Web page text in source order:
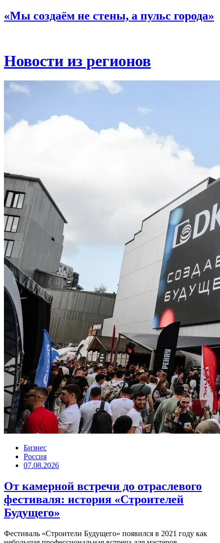
«Мы создаём не стены, а пульс города»
Новости из регионов
Бизнес
Россия
07.08.2026
От камерной встречи до отраслевого
фестиваля: история «Строителей
Будущего»
Фестиваль «Строители Будущего» появился в 2021 году как